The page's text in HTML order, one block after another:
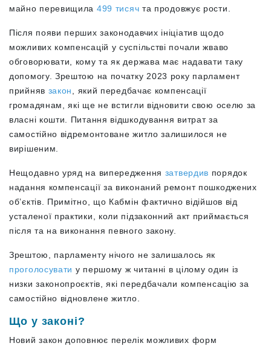
майно перевищила 499 тисяч та продовжує рости.
Після появи перших законодавчих ініціатив щодо
можливих компенсацій у суспільстві почали жваво
обговорювати, кому та як держава має надавати таку
допомогу. Зрештою на початку 2023 року парламент
прийняв закон, який передбачає компенсації
громадянам, які ще не встигли відновити свою оселю за
власні кошти. Питання відшкодування витрат за
самостійно відремонтоване житло залишилося не
вирішеним.
Нещодавно уряд на випередження затвердив порядок
надання компенсації за виконаний ремонт пошкоджених
об’єктів. Примітно, що Кабмін фактично відійшов від
усталеної практики, коли підзаконний акт приймається
після та на виконання певного закону.
Зрештою, парламенту нічого не залишалось як
проголосувати у першому ж читанні в цілому один із
низки законопроєктів, які передбачали компенсацію за
самостійно відновлене житло.
Що у законі?
Новий закон доповнює перелік можливих форм